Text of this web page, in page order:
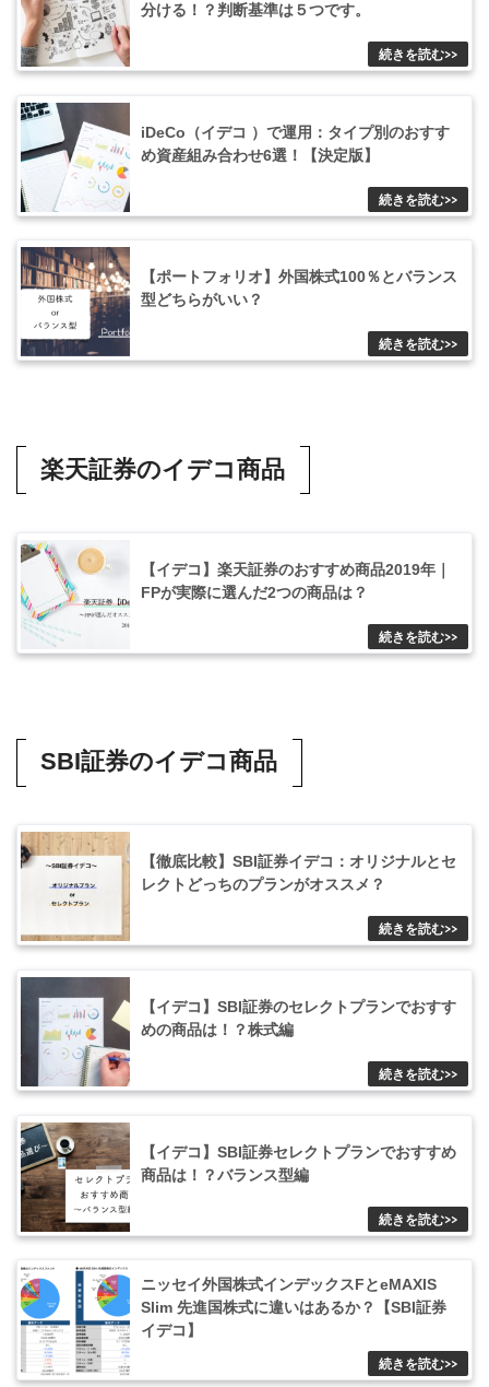
分ける！？判断基準は５つです。
iDeCo（イデコ ）で運用：タイプ別のおすす
め資産組み合わせ6選！【決定版】
【ポートフォリオ】外国株式100％とバランス
型どちらがいい？
楽天証券のイデコ商品
【イデコ】楽天証券のおすすめ商品2019年｜
FPが実際に選んだ2つの商品は？
SBI証券のイデコ商品
【徹底比較】SBI証券イデコ：オリジナルとセ
レクトどっちのプランがオススメ？
【イデコ】SBI証券のセレクトプランでおすす
めの商品は！？株式編
【イデコ】SBI証券セレクトプランでおすすめ
商品は！？バランス型編
ニッセイ外国株式インデックスFとeMAXIS
Slim 先進国株式に違いはあるか？【SBI証券
イデコ】